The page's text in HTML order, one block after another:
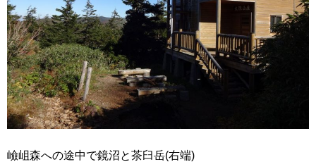
嶮岨森への途中で鏡沼と茶臼岳(右端)